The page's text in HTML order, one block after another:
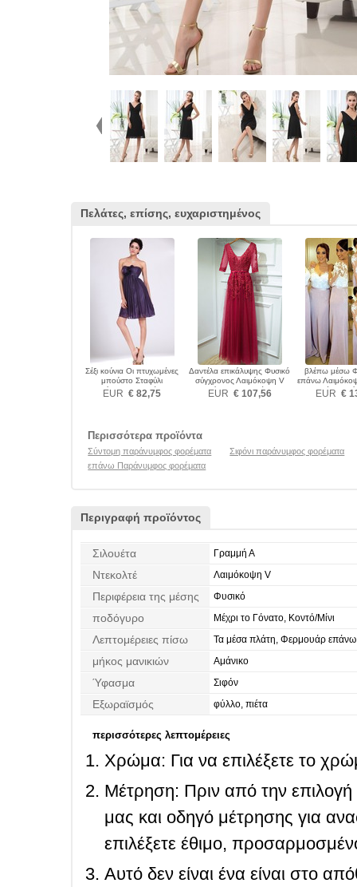
Πελάτες, επίσης, ευχαριστημένος
Σέξι κούνια Οι πτυχωμένες
μπούστο Σταφύλι
Παράνυμφος φορέματα
EUR € 82,75
Δαντέλα επικάλυψης Φυσικό
σύγχρονος Λαιμόκοψη V
Παράνυμφος φορέματα
EUR € 107,56
βλέπω μέσω
επάνω
Μανίκι
EUR €
Περισσότερα προϊόντα
Σύντομη παράνυμφος φορέματα
Σιφόνι παράνυμφος φορέματα
επάνω Παράνυμφος φορέματα
Περιγραφή προϊόντος
Σιλουέτα Γραμμή Α
Ντεκολτέ Λαιμόκοψη V
Περιφέρεια της μέσης Φυσικό
ποδόγυρο Μέχρι το Γόνατο, Κοντό/Μίνι
Λεπτομέρειες πίσω Τα μέσα πλάτη, Φερμουάρ επάνω
μήκος μανικιών Αμάνικο
Ύφασμα Σιφόν
Εξωραϊσμός φύλλο, πιέτα
περισσότερες λεπτομέρειες
Χρώμα: Για να επιλέξετε το
Μέτρηση: Πριν από την
μας και οδηγό μέτρησης για
επιλέξετε έθιμο,
Αυτό δεν είναι ένα είναι στο